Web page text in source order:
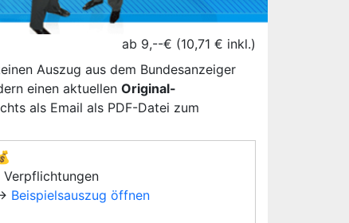
ab 9,--€ (10,71 € inkl.)
Auszug aus dem Bundesanzeiger
einen aktuellen Original-
als Email als PDF-Datei zum
Beispielsauszug öffnen